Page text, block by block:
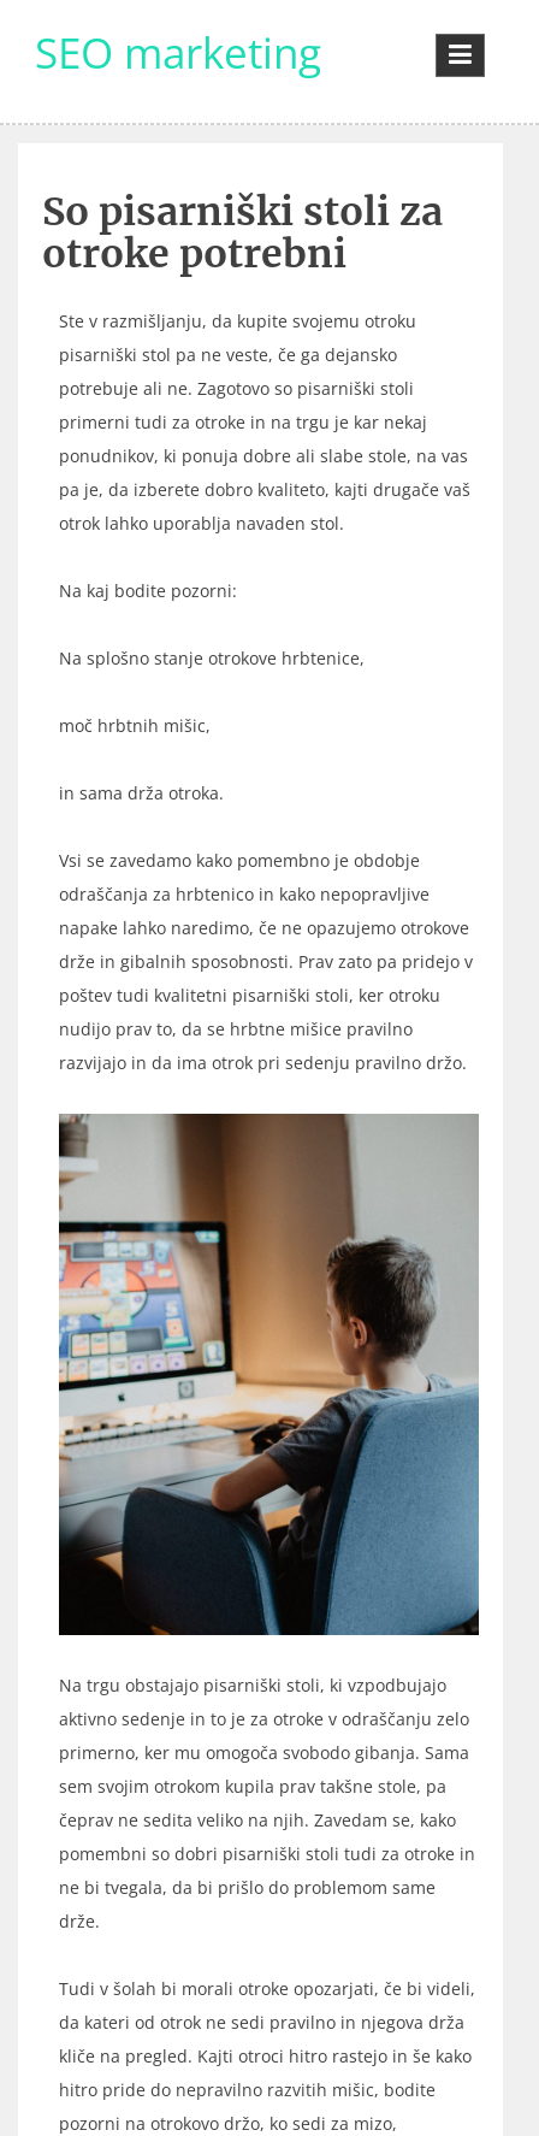
contentSEO marketing
So pisarniški stoli za
otroke potrebni
Ste v razmišljanju, da kupite svojemu otroku
pisarniški stol pa ne veste, če ga dejansko
potrebuje ali ne. Zagotovo so pisarniški stoli
primerni tudi za otroke in na trgu je kar nekaj
ponudnikov, ki ponuja dobre ali slabe stole, na vas
pa je, da izberete dobro kvaliteto, kajti drugače vaš
otrok lahko uporablja navaden stol.
Na kaj bodite pozorni:
Na splošno stanje otrokove hrbtenice,
moč hrbtnih mišic,
in sama drža otroka.
Vsi se zavedamo kako pomembno je obdobje
odraščanja za hrbtenico in kako nepopravljive
napake lahko naredimo, če ne opazujemo otrokove
drže in gibalnih sposobnosti. Prav zato pa pridejo v
poštev tudi kvalitetni pisarniški stoli, ker otroku
nudijo prav to, da se hrbtne mišice pravilno
razvijajo in da ima otrok pri sedenju pravilno držo.
Na trgu obstajajo pisarniški stoli, ki vzpodbujajo
aktivno sedenje in to je za otroke v odraščanju zelo
primerno, ker mu omogoča svobodo gibanja. Sama
sem svojim otrokom kupila prav takšne stole, pa
čeprav ne sedita veliko na njih. Zavedam se, kako
pomembni so dobri pisarniški stoli tudi za otroke in
ne bi tvegala, da bi prišlo do problemom same
drže.
Tudi v šolah bi morali otroke opozarjati, če bi videli,
da kateri od otrok ne sedi pravilno in njegova drža
kliče na pregled. Kajti otroci hitro rastejo in še kako
hitro pride do nepravilno razvitih mišic, bodite
pozorni na otrokovo držo, ko sedi za mizo,